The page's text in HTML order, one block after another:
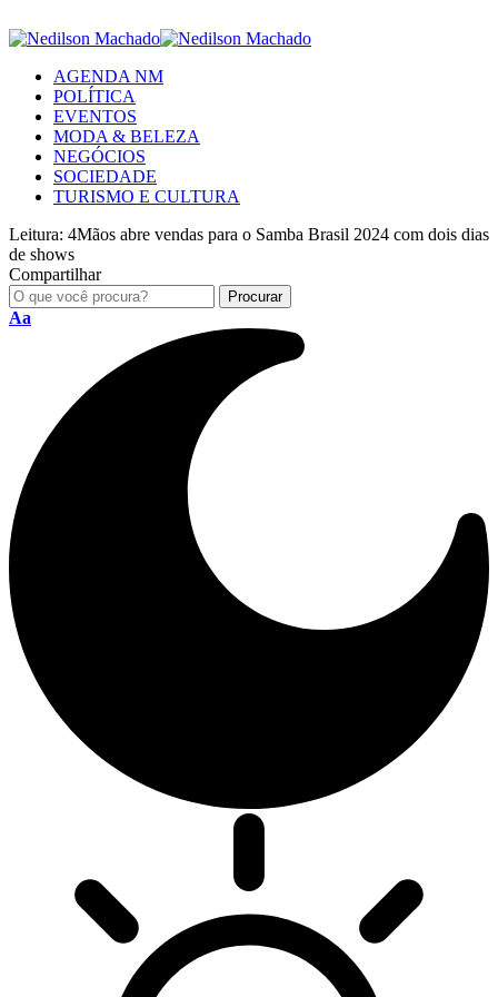
AGENDA NM
POLÍTICA
EVENTOS
MODA & BELEZA
NEGÓCIOS
SOCIEDADE
TURISMO E CULTURA
Leitura: 4Mãos abre vendas para o Samba Brasil 2024 com dois dias
de shows
Compartilhar
Aa